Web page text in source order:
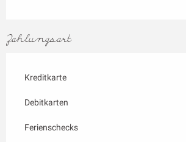
Zahlungsart
Kreditkarte
Debitkarten
Ferienschecks